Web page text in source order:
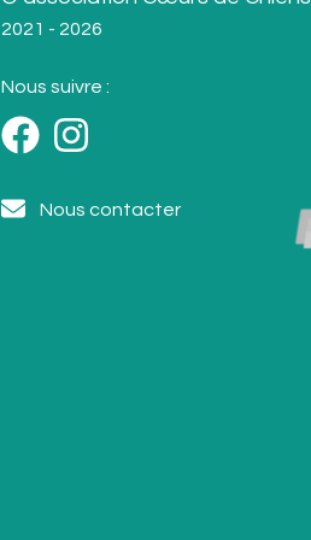
2021 - 2026
Nous suivre :
Nous contacter